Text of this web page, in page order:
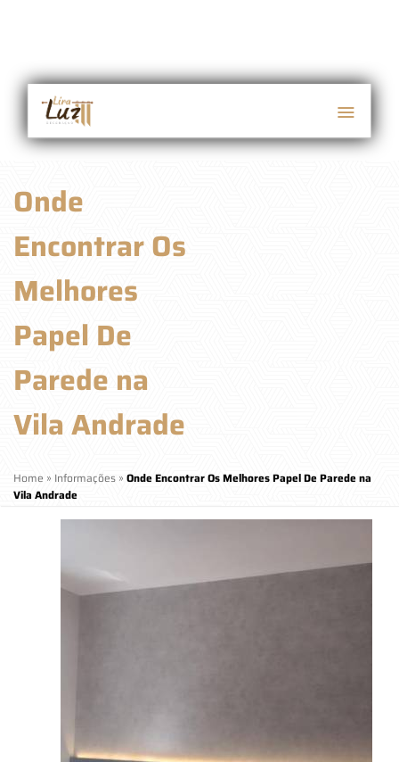
Onde
Encontrar Os
Melhores
Papel De
Parede na
Vila Andrade
Home » Informações » Onde Encontrar Os Melhores Papel De Parede na
Vila Andrade